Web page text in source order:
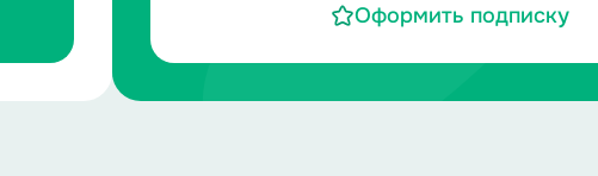
Оформить подписку